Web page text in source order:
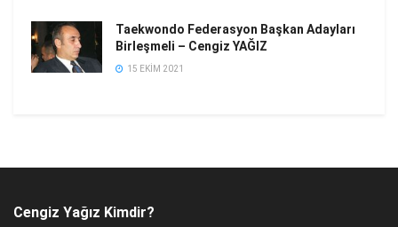
Taekwondo Federasyon Başkan Adayları
Birleşmeli – Cengiz YAĞIZ
15 EKIM 2021
Cengiz Yağız Kimdir?